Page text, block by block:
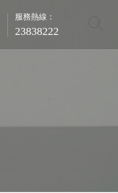
服務熱線：
23838222